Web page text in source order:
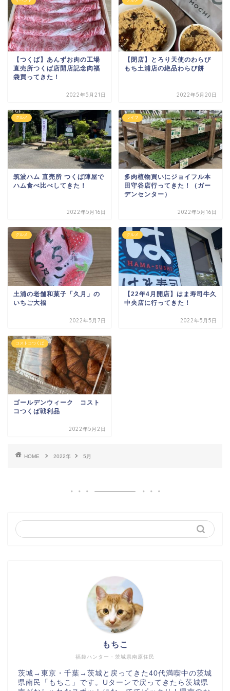
【つくば】あんずお肉の工場
直売所つくば店開店記念肉福
袋買ってきた！
2022年5月21日
【閉店】とろり天使のわらび
もち土浦店の絶品わらび餅
2022年5月20日
グルメ
筑波ハム 直売所 つくば陣屋で
ハム食べ比べしてきた！
2022年5月16日
ライフ
多肉植物買いにジョイフル本
田守谷店行ってきた！（ガー
デンセンター）
2022年5月16日
グルメ
土浦の老舗和菓子「久月」の
いちご大福
2022年5月7日
グルメ
【22年4月開店】はま寿司牛久
中央店に行ってきた！
2022年5月5日
コストコつくば
ゴールデンウィーク コスト
コつくば戦利品
2022年5月2日
HOME 2022年 5月
福袋ハンター・茨城県南原住民
もちこ
茨城→東京・千葉→茨城と戻ってきた40代満喫中の茨城
県南民「もちこ」です。Uターンで戻ってきたら茨城県